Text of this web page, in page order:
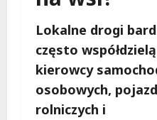
Lokalne drogi
często współdzielą
kierowcy
osobowych,
rolniczych i